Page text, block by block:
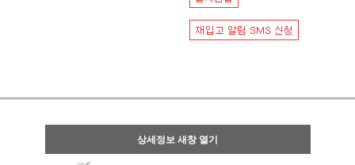
상세정보 새창 열기